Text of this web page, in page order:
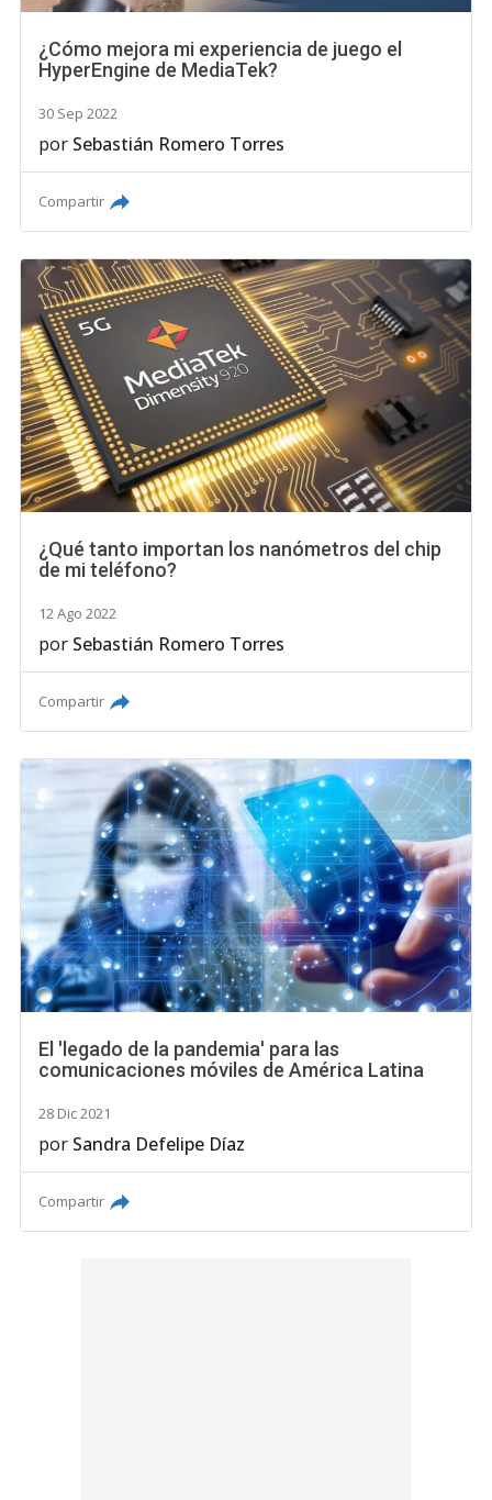
¿Cómo mejora mi experiencia de juego el
HyperEngine de MediaTek?
30 Sep 2022
por Sebastián Romero Torres
Compartir
¿Qué tanto importan los nanómetros del chip
de mi teléfono?
12 Ago 2022
por Sebastián Romero Torres
Compartir
El 'legado de la pandemia' para las
comunicaciones móviles de América Latina
28 Dic 2021
por Sandra Defelipe Díaz
Compartir